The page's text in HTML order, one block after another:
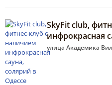
SkyFit club,
инфрокрасная
улица Академика